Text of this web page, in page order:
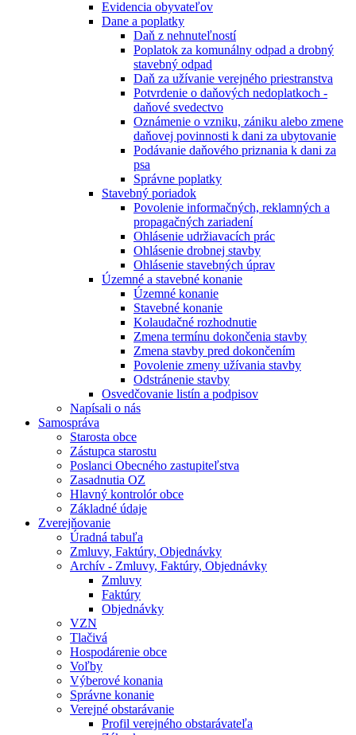
Evidencia obyvateľov
Dane a poplatky
Daň z nehnuteľností
Poplatok za komunálny odpad a drobný
stavebný odpad
Daň za užívanie verejného priestranstva
Potvrdenie o daňových nedoplatkoch -
daňové svedectvo
Oznámenie o vzniku, zániku alebo zmene
daňovej povinnosti k dani za ubytovanie
Podávanie daňového priznania k dani za
psa
Správne poplatky
Stavebný poriadok
Povolenie informačných, reklamných a
propagačných zariadení
Ohlásenie udržiavacích prác
Ohlásenie drobnej stavby
Ohlásenie stavebných úprav
Územné a stavebné konanie
Územné konanie
Stavebné konanie
Kolaudačné rozhodnutie
Zmena termínu dokončenia stavby
Zmena stavby pred dokončením
Povolenie zmeny užívania stavby
Odstránenie stavby
Osvedčovanie listín a podpisov
Napísali o nás
Samospráva
Starosta obce
Zástupca starostu
Poslanci Obecného zastupiteľstva
Zasadnutia OZ
Hlavný kontrolór obce
Základné údaje
Zverejňovanie
Úradná tabuľa
Zmluvy, Faktúry, Objednávky
Archív - Zmluvy, Faktúry, Objednávky
Zmluvy
Faktúry
Objednávky
VZN
Tlačivá
Hospodárenie obce
Voľby
Výberové konania
Správne konanie
Verejné obstarávanie
Profil verejného obstarávateľa